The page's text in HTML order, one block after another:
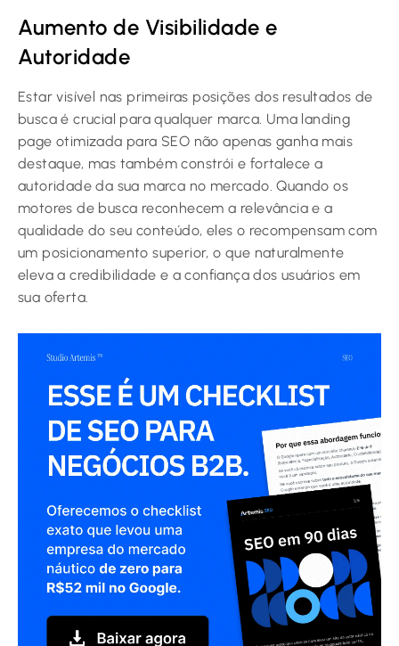
Aumento de Visibilidade e
Autoridade
Estar visível nas primeiras posições dos resultados de
busca é crucial para qualquer marca. Uma landing
page otimizada para SEO não apenas ganha mais
destaque, mas também constrói e fortalece a
autoridade da sua marca no mercado. Quando os
motores de busca reconhecem a relevância e a
qualidade do seu conteúdo, eles o recompensam com
um posicionamento superior, o que naturalmente
eleva a credibilidade e a confiança dos usuários em
sua oferta.